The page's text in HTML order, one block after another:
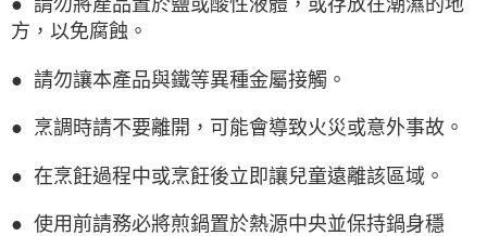
● 請勿將產品置於鹽或酸性液體，或存放在潮濕的地
方，以免腐蝕。
● 請勿讓本產品與鐵等異種金屬接觸。
● 烹調時請不要離開，可能會導致火災或意外事故。
● 在烹飪過程中或烹飪後立即讓兒童遠離該區域。
● 使用前請務必將煎鍋置於熱源中央並保持鍋身穩